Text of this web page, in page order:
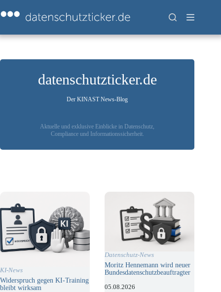
Inhalt
springen
datenschutzticker.de
Der KINAST News-Blog
Aktuelle und exklusive Einblicke in Datenschutz,
Compliance und Informationssicherheit.
KI-News
Widerspruch gegen KI-Training
bleibt wirksam
Datenschutz-News
Moritz Hennemann wird neuer
Bundesdatenschutzbeauftragter
05.08.2026